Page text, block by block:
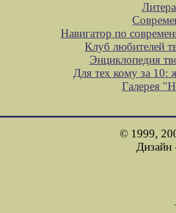
Навигатор по
Клуб любителей
Энциклопедия
Для тех кому за 10:
Галерея
© 1999,